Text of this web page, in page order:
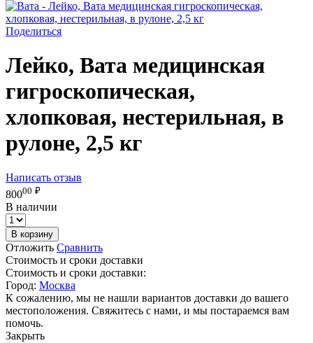
Поделиться
Лейко, Вата медицинская
гигроскопическая,
хлопковая, нестерильная, в
рулоне, 2,5 кг
Написать отзыв
80000 ₽
В наличии
В корзину
Отложить Сравнить
Стоимость и сроки доставки
Стоимость и сроки доставки:
Город: Москва
К сожалению, мы не нашли вариантов доставки до вашего
местоположения. Свяжитесь с нами, и мы постараемся вам
помочь.
Закрыть